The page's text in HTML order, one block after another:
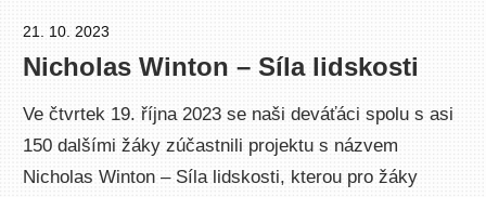
21. 10. 2023
Nicholas Winton – Síla lidskosti
Ve čtvrtek 19. října 2023 se naši deváťáci spolu s asi
150 dalšími žáky zúčastnili projektu s názvem
Nicholas Winton – Síla lidskosti, kterou pro žáky